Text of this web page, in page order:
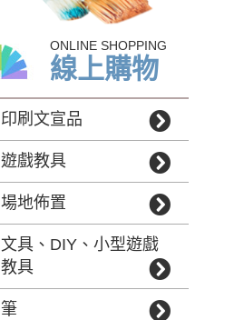
ONLINE SHOPPING
線上購物
印刷文宣品
遊戲教具
場地佈置
文具、DIY、小型遊戲
教具
筆